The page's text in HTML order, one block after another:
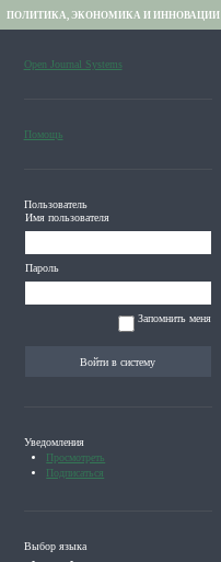
ПОЛИТИКА, ЭКОНОМИКА И ИННОВАЦИИ
Open Journal Systems
Помощь
Пользователь
Имя пользователя
Пароль
Запомнить меня
Уведомления
Просмотреть
Подписаться
Выбор языка